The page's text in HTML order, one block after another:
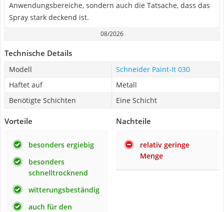
Anwendungsbereiche, sondern auch die Tatsache, dass das
Spray stark deckend ist.
08/2026
Technische Details
Modell
Schneider Paint-It 030
Haftet auf
Metall
Benötigte Schichten
Eine Schicht
Vorteile
besonders ergiebig
besonders
schnelltrocknend
witterungsbeständig
auch für den
Nachteile
relativ geringe
Menge